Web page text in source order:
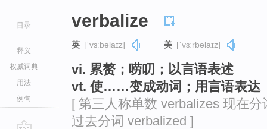
目录
释义
权威词典
用法
例句
verbalize
英 [ˈvɜːbəlaɪz] 美 [ˈvɜːrbəlaɪz]
vi. 累赘；唠叨；以言语表述
vt. 使……变成动词；用言语表达
[ 第三人称单数 verbalizes 现在
过去分词 verbalized ]